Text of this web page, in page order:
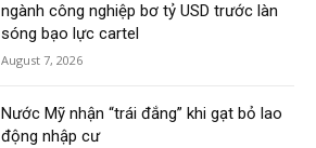
ngành công nghiệp bơ tỷ USD trước làn
sóng bạo lực cartel
August 7, 2026
Nước Mỹ nhận “trái đắng” khi gạt bỏ lao
động nhập cư